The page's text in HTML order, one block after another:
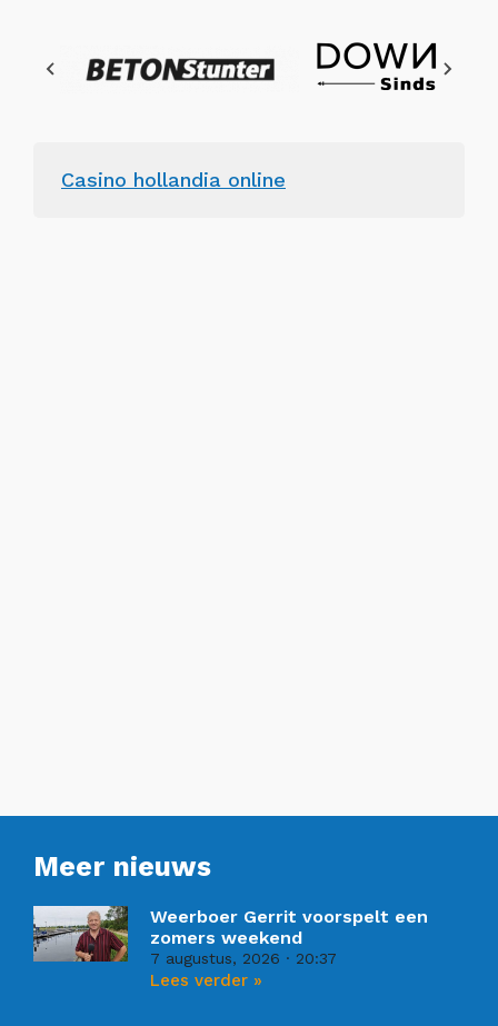
Casino hollandia online
Meer nieuws
Weerboer Gerrit voorspelt een
zomers weekend
7 augustus, 2026 20:37
Lees verder »